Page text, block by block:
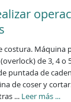
costura. Máquina
de 3, 4 o
puntada de
de coser y
... Leer más ...